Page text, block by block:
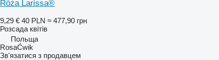
Róża Larissa®
9,29 € 40 PLN ≈ 477,90 грн
Розсада квітів
Польща
RosaĆwik
Зв'язатися з продавцем